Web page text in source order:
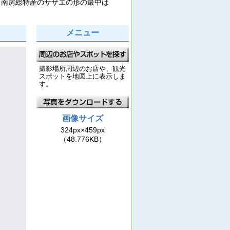
房総特産のサザエの形の最中は
メニュー
撮影場所周辺のお店や、観光
スポットを地図上に表示しま
す。
画像サイズ
324px×459px
（48.776KB）